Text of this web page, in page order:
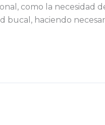
como la necesidad
bucal, haciendo